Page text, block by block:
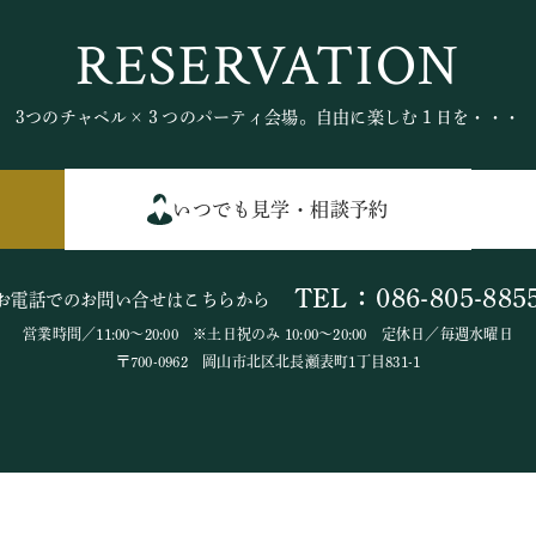
RESERVATION
3つのチャペル×３つのパーティ会場。自由に楽しむ１日を・・・
いつでも見学・相談予約
電話でのお問い合せはこちらから TEL：086-805-
営業時間／11:00～20:00 ※土日祝のみ 10:00～20:00 定休日／毎週水曜日
〒700-0962 岡山市北区北長瀬表町1丁目831-1